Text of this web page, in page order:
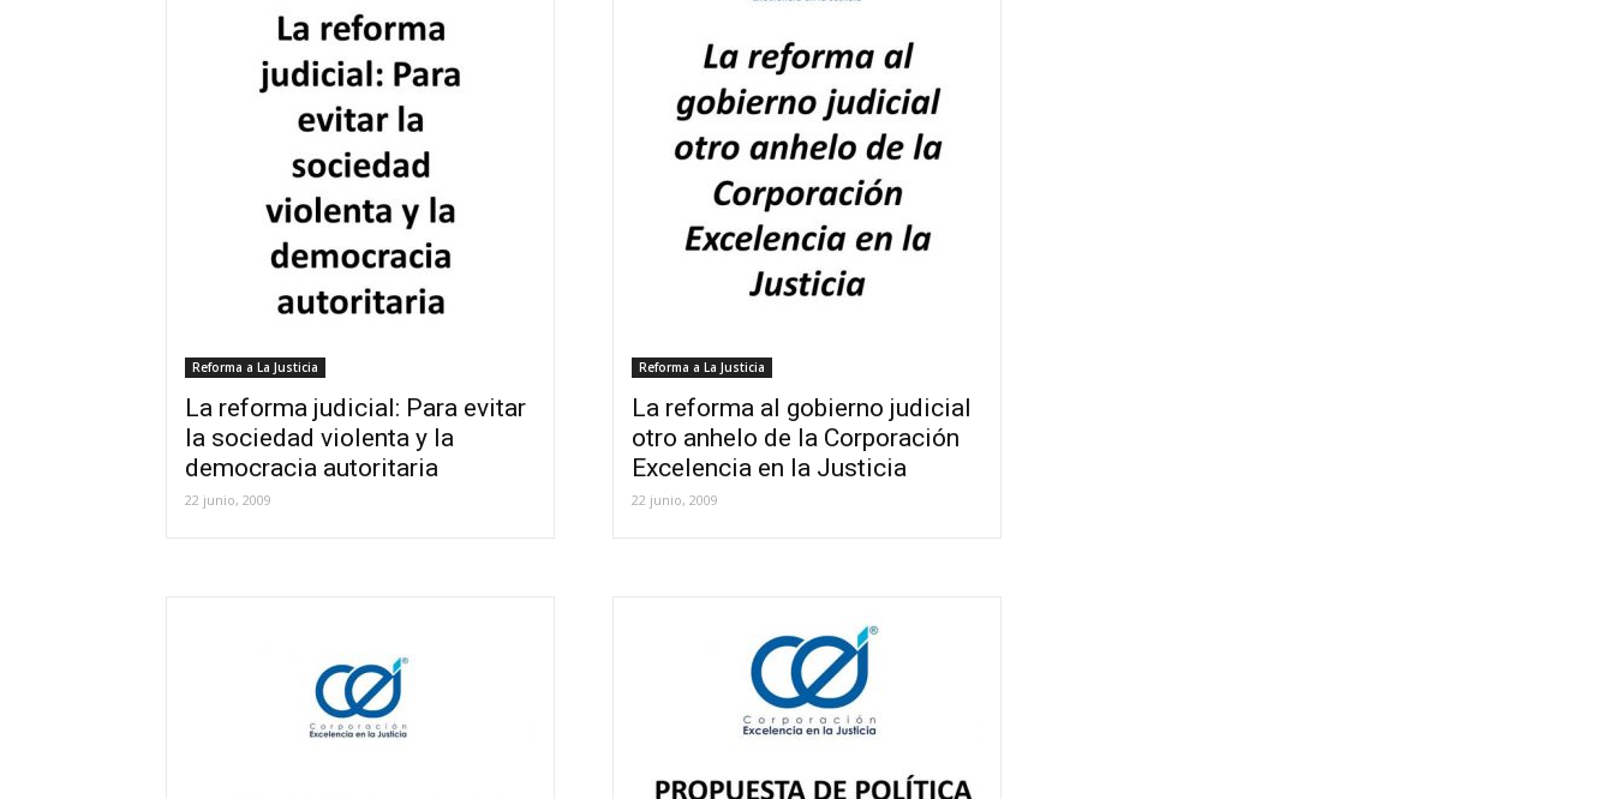
Reforma a La Justicia
La reforma judicial: Para evitar
la sociedad violenta y la
democracia autoritaria
22 junio, 2009
Reforma a La Justicia
La reforma al gobierno judicial
otro anhelo de la Corporación
Excelencia en la Justicia
22 junio, 2009